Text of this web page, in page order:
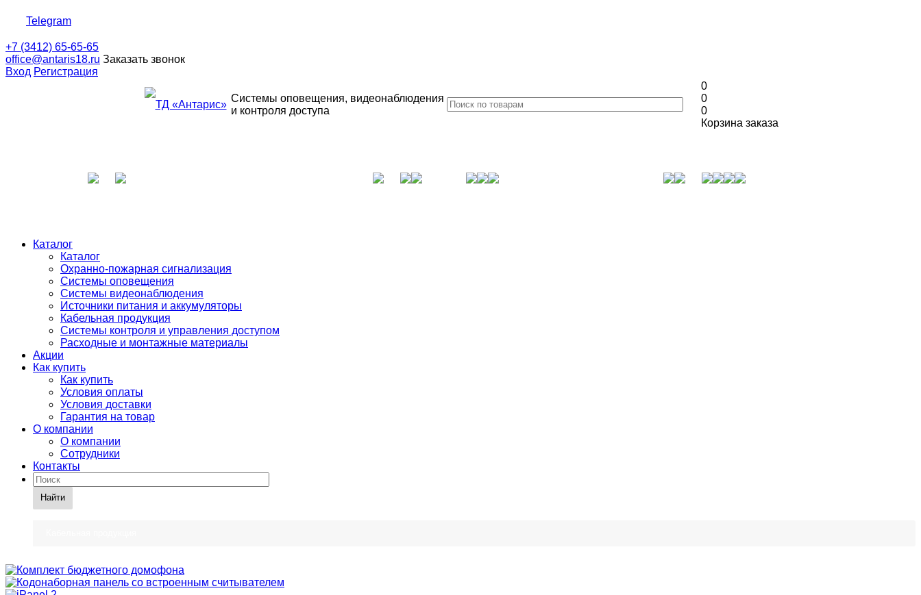
Telegram
+7 (3412) 65-65-65
office@antaris18.ru Заказать звонок
Вход Регистрация
Системы оповещения, видеонаблюдения
и контроля доступа
0
0
0
Корзина заказа
Каталог
Каталог
Охранно-пожарная сигнализация
Системы оповещения
Системы видеонаблюдения
Источники питания и аккумуляторы
Кабельная продукция
Системы контроля и управления доступом
Расходные и монтажные материалы
Акции
Как купить
Как купить
Условия оплаты
Условия доставки
Гарантия на товар
О компании
О компании
Сотрудники
Контакты
Найти